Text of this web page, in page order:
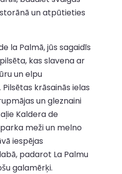
un atpūtieties
la Palmā, jūs sagaidīs
kas slavena ar
un elpu
krāsainās ielas
un gleznaini
Kaldera de
meži un melno
iespējas
padarot La Palmu
galamērķi.